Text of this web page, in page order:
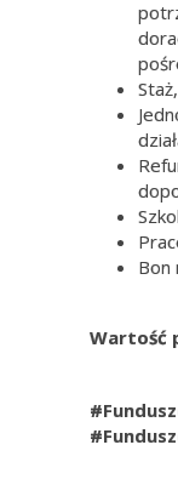
Staż,
Bon
Wartość